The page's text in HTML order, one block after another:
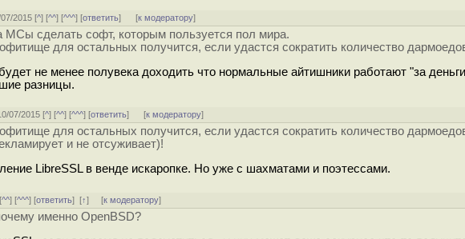
2015 [^] [^^] [^^^] [ответить] [к модератору]
МСы сделать софт, которым пользуется пол мира.
для остальных получится, если удастся сократить количество
не менее полувека доходить что нормальные айтишники работают "за
разницы.
07/2015 [^] [^^] [^^^] [ответить] [к модератору]
для остальных получится, если удастся сократить количество
и не отсуживает)!
LibreSSL в венде искаропке. Но уже с шахматами и поэтессами.
^^] [^^^] [ответить][↑] [к модератору]
именно OpenBSD?